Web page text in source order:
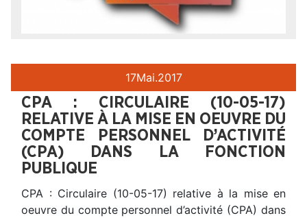
17Mai.2017
CPA : CIRCULAIRE (10-05-17)
RELATIVE À LA MISE EN OEUVRE DU
COMPTE PERSONNEL D’ACTIVITÉ
(CPA) DANS LA FONCTION
PUBLIQUE
CPA : Circulaire (10-05-17) relative à la mise en
oeuvre du compte personnel d’activité (CPA) dans